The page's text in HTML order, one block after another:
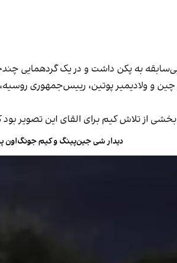
به پکن داشت و در یک گردهمایی
و ولادیمیر پوتین، رییس‌جمهوری
بخشی از تلاش کیم برای القای این
دیدار شی جین‌پینگ و کیم جونگ‌اون